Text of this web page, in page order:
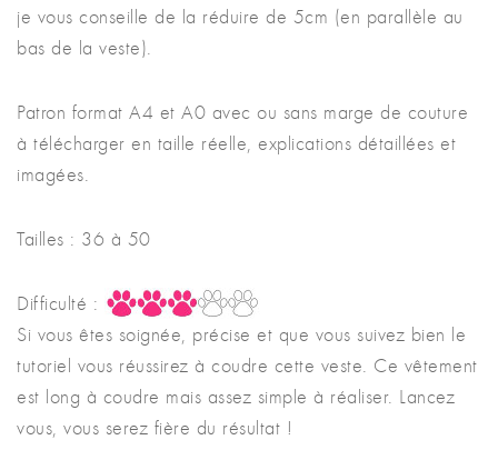
je vous conseille de la réduire de 5cm (en parallèle au
bas de la veste).
Patron format A4 et A0 avec ou sans marge de couture
à télécharger en taille réelle, explications détaillées et
imagées.
Tailles : 36 à 50
Difficulté :
Si vous êtes soignée, précise et que vous suivez bien le
tutoriel vous réussirez à coudre cette veste. Ce vêtement
est long à coudre mais assez simple à réaliser. Lancez
vous, vous serez fière du résultat !